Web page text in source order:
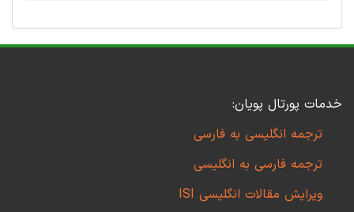
خدمات پورتال پویان:
ترجمه انگلیسی به فارسی
ترجمه فارسی به انگلیسی
ویرایش مقالات انگلیسی ISI